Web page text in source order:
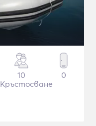
10
Кръстосване
0